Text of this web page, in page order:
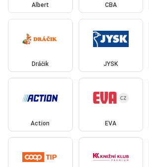
Albert CBA
Dráčik JYSK
Action EVA